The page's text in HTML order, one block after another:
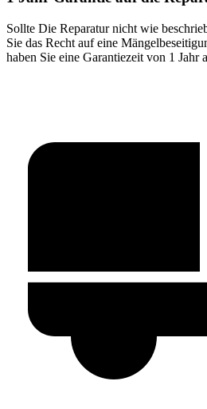
Sollte Die Reparatur nicht wie
Sie das Recht auf eine
haben Sie eine Garantiezeit von 1 Jahr